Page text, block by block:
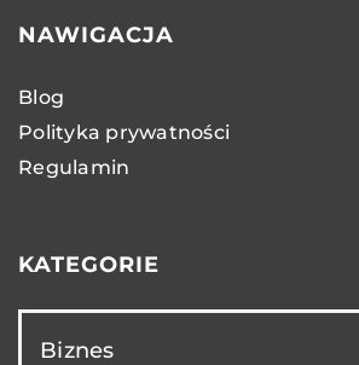
NAWIGACJA
Blog
Polityka prywatności
Regulamin
KATEGORIE
Biznes